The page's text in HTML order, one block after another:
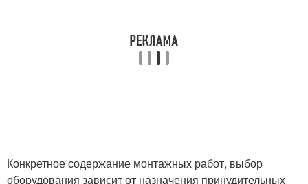
Конкретное содержание монтажных работ, выбор
оборудования зависит от назначения принудительных